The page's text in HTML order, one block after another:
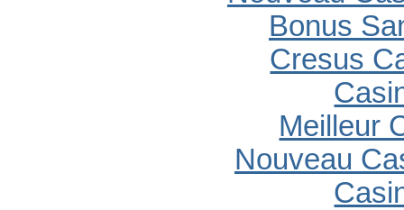
Bonus
Cresus
Meilleur
Nouveau